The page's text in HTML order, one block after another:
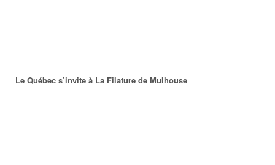
Le Québec s’invite à La Filature de Mulhouse